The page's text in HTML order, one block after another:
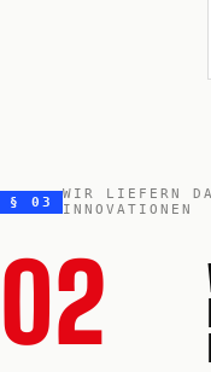
§ 03
WIR LIEFERN
INNOVATIONEN
02